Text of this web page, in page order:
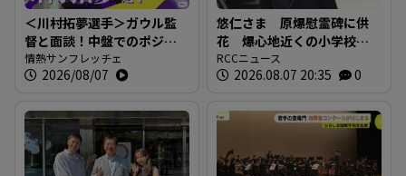
＜川村拓夢選手＞ガウル監
督と面談！中盤でのポジシ
ョン争いに本気で挑む【情
熱サンフレッチェ】
情熱サンフレッチェ
2026/08/07
悠仁さま 原爆慰霊碑に供
花 爆心地近くの小学校も
訪問 「被爆体験を若い世
代に繋いでいくことが大
RCCニュース
2026.08.07 20:35 0